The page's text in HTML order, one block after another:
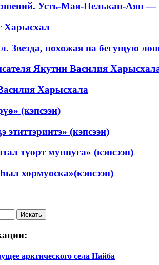
Усть-Мая-Нелькан-Аян —
Харысхал
Звезда, похожая на бегущую
Якутии Василия
Харысхала
(кэпсээн)
(кэпсээн)
түөрт муннуга» (кэпсээн)
хормуоска»(кэпсээн)
арктического села Найба